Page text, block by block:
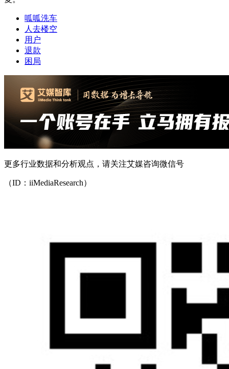
呱呱洗车
人去楼空
用户
退款
困局
更多行业数据和分析观点，请关注艾媒咨询微信号
（ID：iiMediaResearch）